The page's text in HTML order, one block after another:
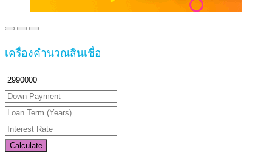
เครื่องคำนวณสินเชื่อ
Calculate